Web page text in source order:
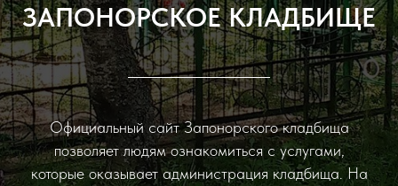
ЗАПОНОРСКОЕ КЛАДБИЩЕ
Официальный сайт Запонорского кладбища
позволяет людям ознакомиться с услугами,
которые оказывает администрация кладбища. На